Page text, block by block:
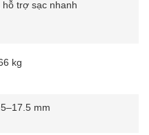
trợ sạc nhanh
kg
mm